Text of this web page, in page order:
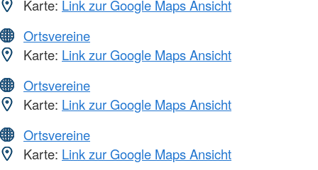
Karte: Link zur Google Maps Ansicht
Ortsvereine
Karte: Link zur Google Maps Ansicht
Ortsvereine
Karte: Link zur Google Maps Ansicht
Ortsvereine
Karte: Link zur Google Maps Ansicht